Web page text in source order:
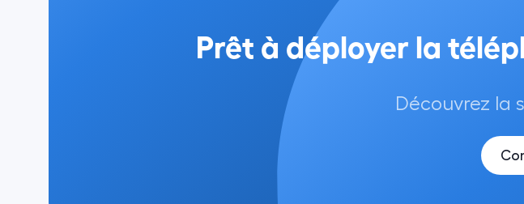
Prêt à déployer la
Découvrez la